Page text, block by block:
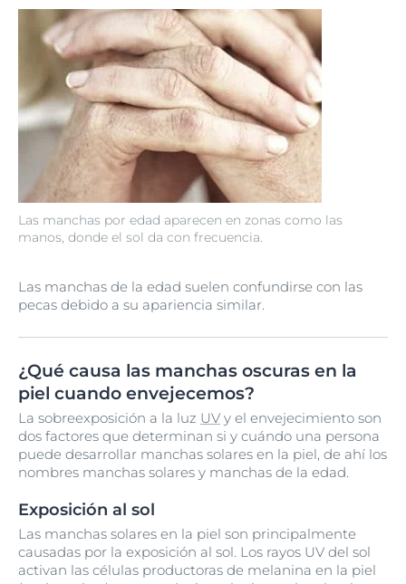
Las manchas por edad aparecen en zonas como las
manos, donde el sol da con frecuencia.
Las manchas de la edad suelen confundirse con las
pecas debido a su apariencia similar.
¿Qué causa las manchas oscuras en la
piel cuando envejecemos?
La sobreexposición a la luz UV y el envejecimiento son
dos factores que determinan si y cuándo una persona
puede desarrollar manchas solares en la piel, de ahí los
nombres manchas solares y manchas de la edad.
Exposición al sol
Las manchas solares en la piel son principalmente
causadas por la exposición al sol. Los rayos UV del sol
activan las células productoras de melanina en la piel